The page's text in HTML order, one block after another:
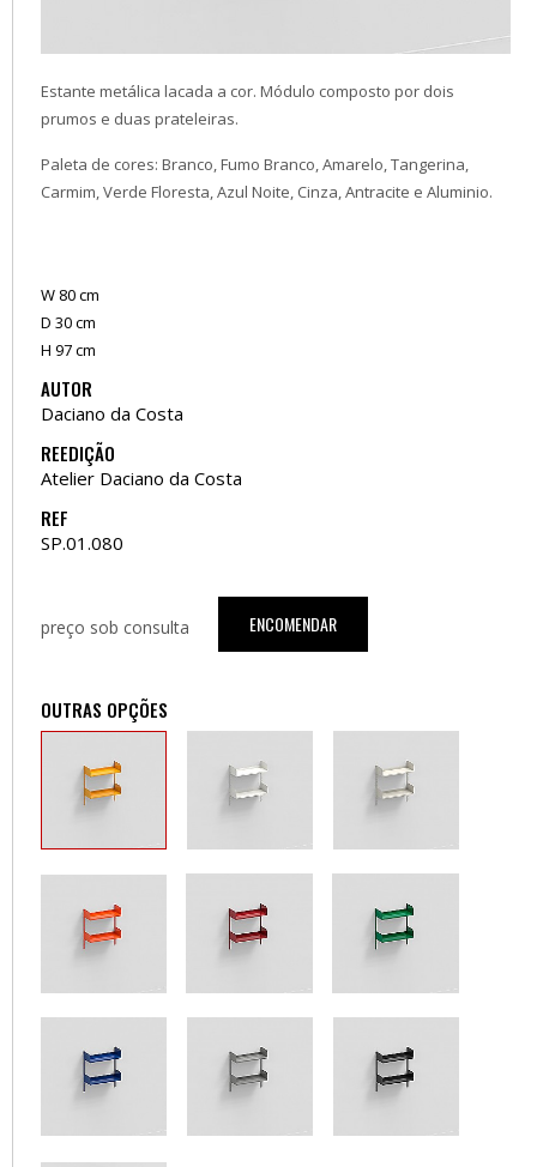
Estante metálica lacada a cor. Módulo composto por dois
prumos e duas prateleiras.
Paleta de cores: Branco, Fumo Branco, Amarelo, Tangerina,
Carmim, Verde Floresta, Azul Noite, Cinza, Antracite e Aluminio.
W 80 cm
D 30 cm
H 97 cm
AUTOR
Daciano da Costa
REEDIÇÃO
Atelier Daciano da Costa
REF
SP.01.080
preço sob consulta ENCOMENDAR
OUTRAS OPÇÕES